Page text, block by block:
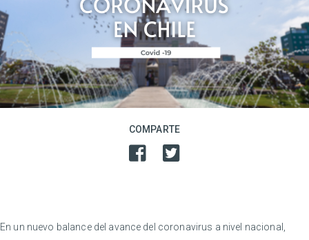
COMPARTE
En un nuevo balance del avance del coronavirus a nivel nacional,